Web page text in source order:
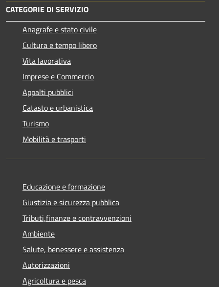
CATEGORIE DI SERVIZIO
Anagrafe e stato civile
Cultura e tempo libero
Vita lavorativa
Imprese e Commercio
Appalti pubblici
Catasto e urbanistica
Turismo
Mobilità e trasporti
Educazione e formazione
Giustizia e sicurezza pubblica
Tributi,finanze e contravvenzioni
Ambiente
Salute, benessere e assistenza
Autorizzazioni
Agricoltura e pesca